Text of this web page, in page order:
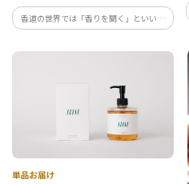
香道の世界では「香りを聞く」といいま
す。5種の香材を好みの配合で調合。香袋